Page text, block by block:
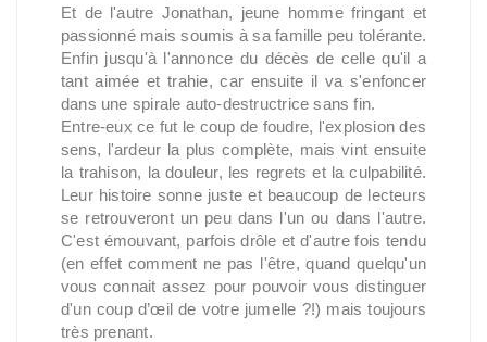
Et de l'autre Jonathan, jeune homme fringant et
passionné mais soumis à sa famille peu tolérante.
Enfin jusqu'à l'annonce du décès de celle qu'il a
tant aimée et trahie, car ensuite il va s'enfoncer
dans une spirale auto-destructrice sans fin.
Entre-eux ce fut le coup de foudre, l'explosion des
sens, l'ardeur la plus complète, mais vint ensuite
la trahison, la douleur, les regrets et la culpabilité.
Leur histoire sonne juste et beaucoup de lecteurs
se retrouveront un peu dans l'un ou dans l'autre.
C'est émouvant, parfois drôle et d'autre fois tendu
(en effet comment ne pas l'être, quand quelqu'un
vous connait assez pour pouvoir vous distinguer
d'un coup d’œil de votre jumelle ?!) mais toujours
très prenant.